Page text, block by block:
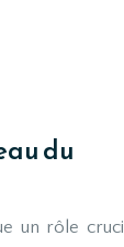
du
un rôle